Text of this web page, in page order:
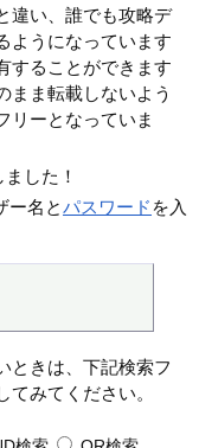
違い、誰でも攻略デ
ようになっています
することができます
まま転載しないよう
リーとなっていま
した！
ー名とパスワード を入
ときは、下記検索フ
みてください。